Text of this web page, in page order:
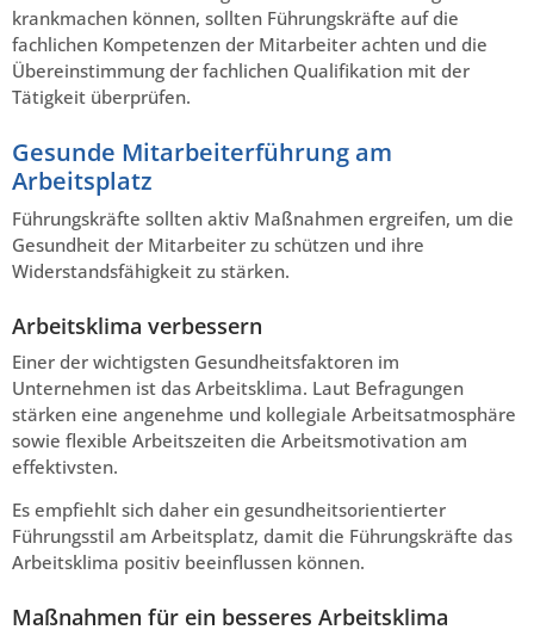
krankmachen können, sollten Führungskräfte auf die
fachlichen Kompetenzen der Mitarbeiter achten und die
Übereinstimmung der fachlichen Qualifikation mit der
Tätigkeit überprüfen.
Gesunde Mitarbeiterführung am
Arbeitsplatz
Führungskräfte sollten aktiv Maßnahmen ergreifen, um die
Gesundheit der Mitarbeiter zu schützen und ihre
Widerstandsfähigkeit zu stärken.
Arbeitsklima verbessern
Einer der wichtigsten Gesundheitsfaktoren im
Unternehmen ist das Arbeitsklima. Laut Befragungen
stärken eine angenehme und kollegiale Arbeitsatmosphäre
sowie flexible Arbeitszeiten die Arbeitsmotivation am
effektivsten.
Es empfiehlt sich daher ein gesundheitsorientierter
Führungsstil am Arbeitsplatz, damit die Führungskräfte das
Arbeitsklima positiv beeinflussen können.
Maßnahmen für ein besseres Arbeitsklima